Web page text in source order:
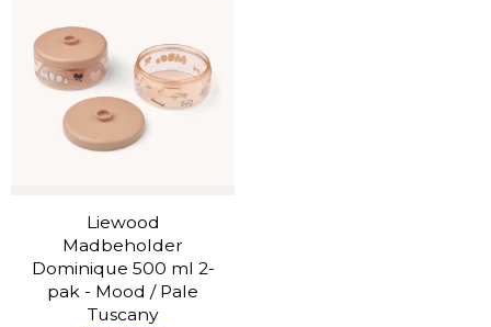
Liewood
Madbeholder
Dominique 500 ml 2-
pak - Mood / Pale
Tuscany